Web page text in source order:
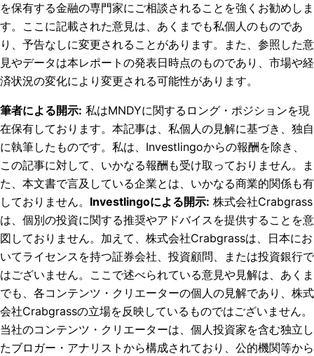
を保有する金融の専門家にご相談されることを強くお勧めしま
す。ここに記載された意見は、あくまでも私個人のものであ
り、予告なしに変更されることがあります。また、参照した意
見やデータは本レポートの発表日時点のものであり、市場や経
済状況の変化により変更される可能性があります。
筆者による開示: 私はMNDYに関するロング・ポジションを現
在保有しております。 本記事は、私個人の見解に基づき、独自
に執筆したものです。私は、Investlingoからの報酬を除き、
この記事に対して、いかなる報酬も受け取っておりません。ま
た、本文書で言及している企業とは、いかなる商業的関係も有
しておりません。 Investlingoによる開示: 株式会社Crabgrass
は、個別の投資に関する推奨やアドバイスを提供することを意
図しておりません。加えて、株式会社Crabgrassは、日本にお
いてライセンスを持つ証券会社、投資顧問、または投資銀行で
はございません。ここで述べられている意見や見解は、あくま
でも、各コンテンツ・クリエーターの個人の見解であり、株式
会社Crabgrassの立場を反映しているものではございません。
当社のコンテンツ・クリエーターは、個人投資家を含む独立し
たブロガー・アナリストから構成されており、公的機関等から